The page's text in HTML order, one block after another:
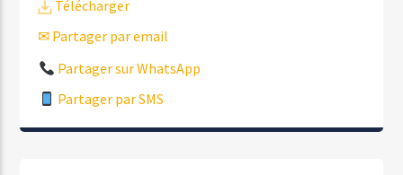
Télécharger
✉ Partager par email
Partager sur WhatsApp
Partager par SMS